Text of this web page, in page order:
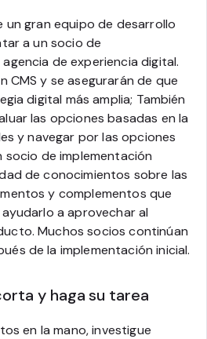
un gran equipo de desarrollo
a un socio de
de experiencia digital.
CMS y se asegurarán de que
digital más amplia; También
las opciones basadas en la
y navegar por las opciones
socio de implementación
de conocimientos sobre las
y complementos que
a aprovechar al
Muchos socios continúan
de la implementación inicial.
y haga su tarea
en la mano, investigue